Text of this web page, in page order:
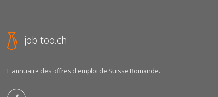
job-too.ch
L'annuaire des offres d'emploi de Suisse Romande.